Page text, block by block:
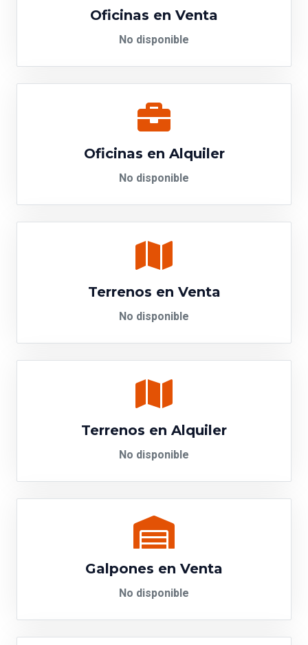
Oficinas en Venta
No disponible
Oficinas en Alquiler
No disponible
Terrenos en Venta
No disponible
Terrenos en Alquiler
No disponible
Galpones en Venta
No disponible